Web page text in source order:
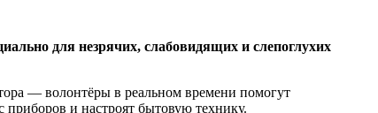
для незрячих, слабовидящих и слепоглухих
— волонтёры в реальном времени помогут
и настроят бытовую технику.